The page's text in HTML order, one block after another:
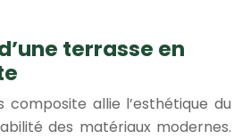
terrasse en
composite allie l’esthétique du
des matériaux modernes.